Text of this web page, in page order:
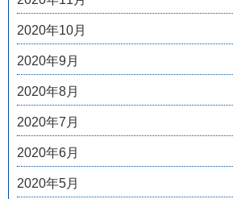
2020年10月
2020年9月
2020年8月
2020年7月
2020年6月
2020年5月